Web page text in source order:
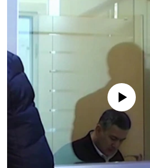
No media source